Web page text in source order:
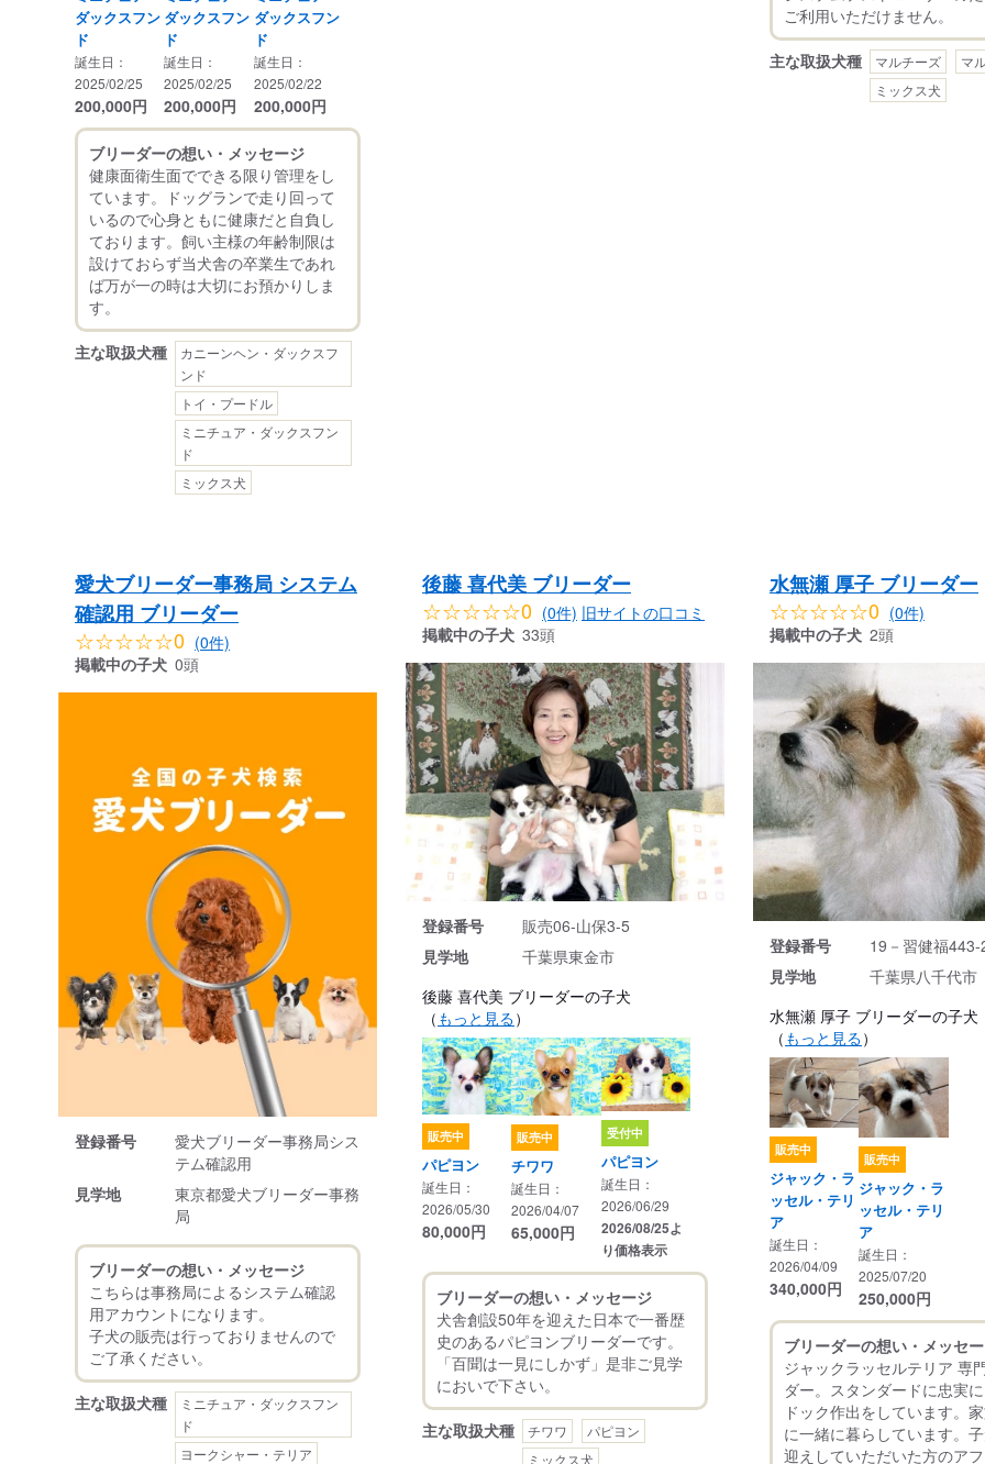
ダックスフン
ド
誕生日：
2025/02/25
200,000円
ダックスフン
ド
誕生日：
2025/02/25
200,000円
ダックスフン
ド
誕生日：
2025/02/22
200,000円
ブリーダーの想い・メッセージ
健康面衛生面でできる限り管理をし
ています。ドッグランで走り回って
いるので心身ともに健康だと自負し
ております。飼い主様の年齢制限は
設けておらず当犬舎の卒業生であれ
ば万が一の時は大切にお預かりしま
主な取扱犬種
カニーンヘン・ダックスフ
ンド
トイ・プードル
ミニチュア・ダックスフン
ド
ミックス犬
主な取扱犬種 マルチーズ
マ
ミックス犬
愛犬ブリーダー事務局 システム
確認用 ブリーダー
☆☆☆☆☆0 (0件)
掲載中の子犬 0頭
登録番号
愛犬ブリーダー事務局シス
テム確認用
見学地
東京都愛犬ブリーダー事務
局
ブリーダーの想い・メッセージ
こちらは事務局によるシステム確認
用アカウントになります。
子犬の販売は行っておりませんので
主な取扱犬種
ミニチュア・ダックスフン
ド
ヨークシャー・テリア
後藤 喜代美 ブリーダー
☆☆☆☆☆0 (0件) 旧サイトの口コミ
掲載中の子犬 33頭
登録番号
販売06-山保3-5
見学地
千葉県東金市
後藤 喜代美 ブリーダーの子犬
（ もっと見る）
販売中
パピヨン
誕生日：
2026/05/30
80,000円
販売中
チワワ
誕生日：
2026/04/07
65,000円
受付中
パピヨン
誕生日：
2026/06/29
2026/08/25よ
り価格表示
ブリーダーの想い・メッセージ
犬舎創設50年を迎えた日本で一番歴
史のあるパピヨンブリーダーです。
「百聞は一見にしかず」是非ご見学
主な取扱犬種 チワワ
パピヨン
ミックス犬
水無瀬 厚子 ブリーダー
☆☆☆☆☆0 (0件)
掲載中の子犬 2頭
登録番号
19－習健福443-
見学地
千葉県八千代市
水無瀬 厚子 ブリーダーの子犬
（ もっと見る）
販売中
ジャック・ラ
ッセル・テリ
ア
誕生日：
2026/04/09
340,000円
販売中
ジャック・ラ
ッセル・テリ
ア
誕生日：
2025/07/20
250,000円
ブリーダーの想い・メッセ
ジャックラッセルテリア 専
ダー。スタンダードに忠実
ドック作出をしています。
に一緒に暮らしています。
迎えしていただいた方のア